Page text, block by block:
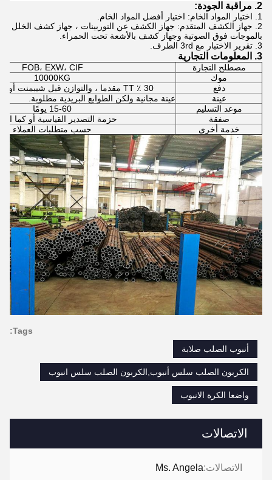
الاتصالات
الاتصالات:Ms. Angela
2. مراقبة الجودة:
1. اختيار المواد الخام: اختيار أفضل المواد الخام.
2. جهاز الكشف المتقدم: جهاز الكشف عن التوربينات ، جهاز كشف الخلل
بالموجات فوق الصوتية وجهاز كشف بالأشعة تحت الحمراء.
3. تقرير الاختبار مع 3rd الطرف.
3. المعلومات التجارية
مصطلح التجارة
FOB، EXW، CIF
موك
10000KG
دفع
30 ٪ TT مقدما ، والتوازن قبل شيبمنت أو B / L في الافق.
عينة
عينة مجانية ولكن الطوابع البريدية مطلوبة.
موعد التسليم
15-60 يومًا
صفقة
حزمة التصدير القياسية أو كما
خدمة أخرى
حسب متطلبات العملاء
Tags:
أنبوب الصلب صلابة
الكربون الصلب سلس أنبوب,الكربون الصلب سلس انبوب
واضعا الكرة الانبوب